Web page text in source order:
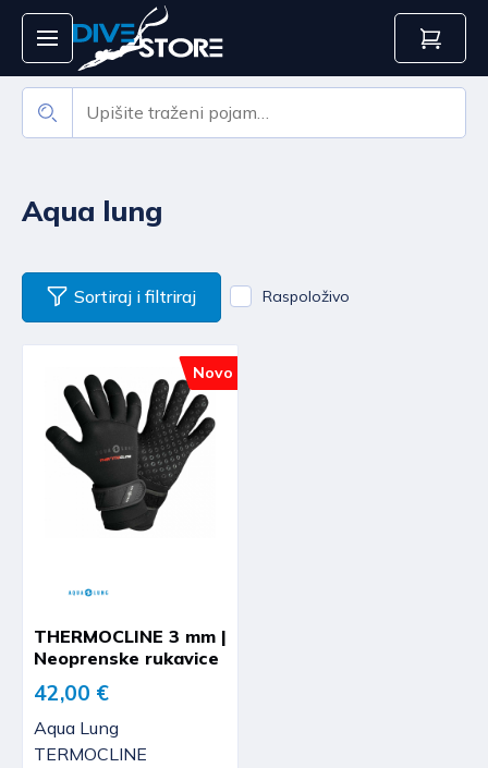
Aqua lung
Sortiraj i filtriraj Raspoloživo
Novo
THERMOCLINE 3 mm |
Neoprenske rukavice
42,00 €
Aqua Lung
TERMOCLINE